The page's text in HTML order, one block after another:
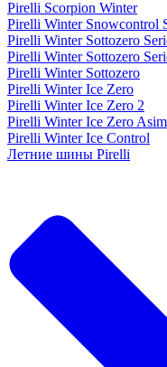
Pirelli Scorpion Winter
Pirelli Winter Snowcontrol
Pirelli Winter Sottozero
Pirelli Winter Sottozero
Pirelli Winter Sottozero
Pirelli Winter Ice Zero
Pirelli Winter Ice Zero 2
Pirelli Winter Ice Zero
Pirelli Winter Ice Control
Летние шины Pirelli